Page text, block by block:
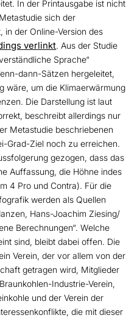
In der Printausgabe ist nicht
sich der
in der Online-Version des
verlinkt. Aus der Studie
Sprache“
dann-Sätzen hergeleitet,
wäre, um die Klimaerwärmung
Die Darstellung ist laut
beschreibt allerdings nur
Metastudie beschriebenen
Grad-Ziel noch zu erreichen.
gezogen, dass das
Auffassung, die Höhne indes
4 Pro und Contra). Für die
werden als Quellen
Hans-Joachim Ziesing/
Berechnungen“. Welche
sind, bleibt dabei offen. Die
Verein, der vor allem von der
getragen wird, Mitglieder
Industrie-Verein,
und der Verein der
die mit dieser